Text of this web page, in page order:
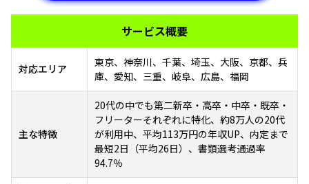
サービス概要
対応エリア
東京、神奈川、千葉、埼玉、大阪、京都、兵
庫、愛知、三重、岐阜、広島、福岡
主な特徴
20代の中でも第二新卒・高卒・中卒・既卒・
フリーターそれぞれに特化、約8万人の20代
が利用中、平均113万円の年収UP、内定まで
最短2日（平均26日）、書類選考通過率
94.7％